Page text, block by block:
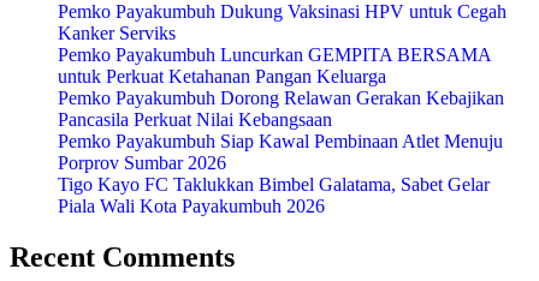
Pemko Payakumbuh Dukung Vaksinasi HPV untuk Cegah
Kanker Serviks
Pemko Payakumbuh Luncurkan GEMPITA BERSAMA
untuk Perkuat Ketahanan Pangan Keluarga
Pemko Payakumbuh Dorong Relawan Gerakan Kebajikan
Pancasila Perkuat Nilai Kebangsaan
Pemko Payakumbuh Siap Kawal Pembinaan Atlet Menuju
Porprov Sumbar 2026
Tigo Kayo FC Taklukkan Bimbel Galatama, Sabet Gelar
Piala Wali Kota Payakumbuh 2026
Recent Comments